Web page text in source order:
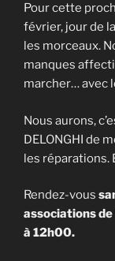
Pour cette
février, jour de
les morceaux.
manques
marcher… avec
Nous aurons,
DELONGHI de
les réparations.
Rendez-vous
associations
à 12h00.